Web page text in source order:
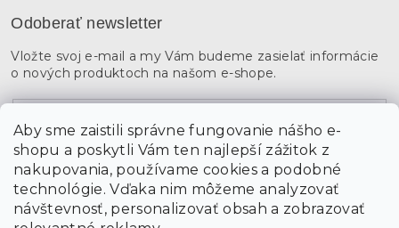
Aby sme zaistili správne fungovanie nášho e-
shopu a poskytli Vám ten najlepší zážitok z
nakupovania, používame cookies a podobné
technológie. Vďaka nim môžeme analyzovať
návštevnosť, personalizovať obsah a zobrazovať
Odoberať newsletter
Vložte svoj e-mail a my Vám budeme zasielať informácie
o nových produktoch na našom e-shope.
Vložením údajov súhlasíte s podmienkami ochrany
osobných údajov
PRIHLÁSIŤ SA